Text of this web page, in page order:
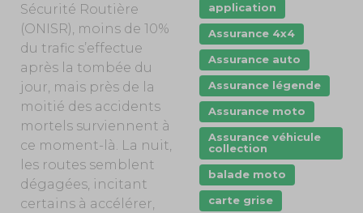
Sécurité Routière
(ONISR), moins de 10%
du trafic s’effectue
après la tombée du
jour, mais près de la
moitié des accidents
mortels surviennent à
ce moment-là. La nuit,
les routes semblent
dégagées, incitant
certains à accélérer,
application
Assurance 4x4
Assurance auto
Assurance légende
Assurance moto
Assurance véhicule
collection
balade moto
carte grise